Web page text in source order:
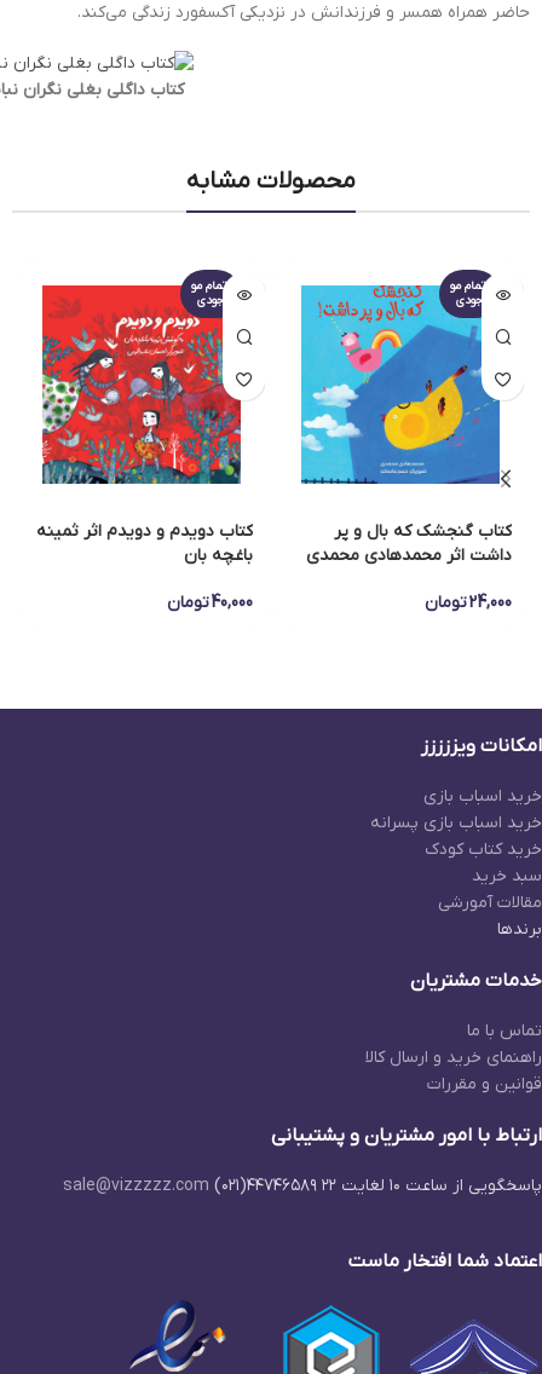
حاضر همراه همسر و فرزندانش در نزدیکی آکسفورد زندگی می‌کند.
کتاب داگلی بغلی نگران
محصولات مشابه
اتمام مو
جودی
کتاب گنجشک که بال و پر
داشت اثر محمدهادی محمدی
24,000تومان
اتمام مو
جودی
کتاب دویدم و دویدم اثر ثمینه
باغچه بان
40,000تومان
امکانات ویززززز
خرید اسباب بازی
خرید اسباب بازی پسرانه
خرید کتاب کودک
سبد خرید
مقالات آمورشی
برندها
خدمات مشتریان
تماس با ما
راهنمای خرید و ارسال کالا
قوانین و مقررات
ارتباط با امور مشتریان و پشتیبانی
پاسخگویی از ساعت ۱۰ لغایت ۲۲ ۴۴۷۴۶۵۸۹(۰۲۱) sale@vizzzzz.com
اعتماد شما افتخار ماست